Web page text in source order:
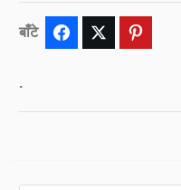
बाँटे Facebook Twitter
.